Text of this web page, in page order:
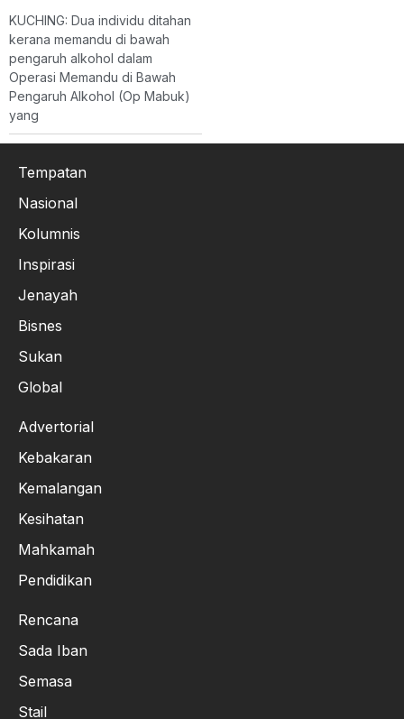
KUCHING: Dua individu ditahan
kerana memandu di bawah
pengaruh alkohol dalam
Operasi Memandu di Bawah
Pengaruh Alkohol (Op Mabuk)
yang
Tempatan
Nasional
Kolumnis
Inspirasi
Jenayah
Bisnes
Sukan
Global
Advertorial
Kebakaran
Kemalangan
Kesihatan
Mahkamah
Pendidikan
Rencana
Sada Iban
Semasa
Stail